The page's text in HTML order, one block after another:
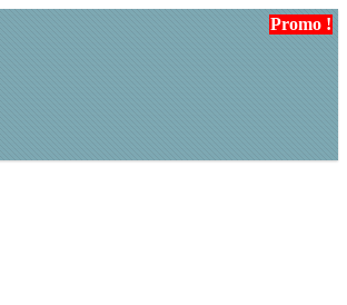
Promo !
Promo !